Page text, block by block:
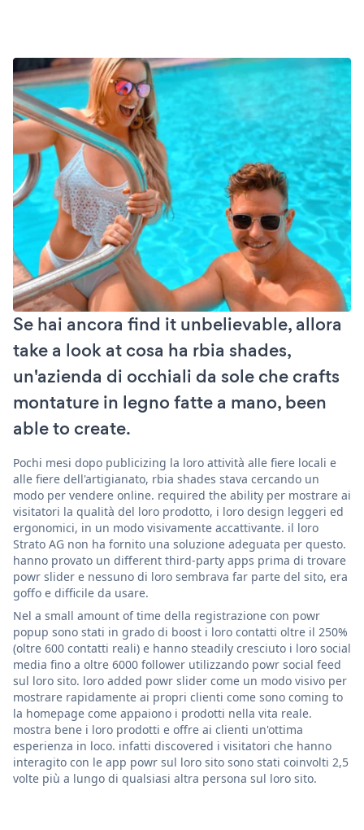
Se hai ancora find it unbelievable, allora
take a look at cosa ha rbia shades,
un'azienda di occhiali da sole che crafts
montature in legno fatte a mano, been
able to create.
Pochi mesi dopo publicizing la loro attività alle fiere locali e
alle fiere dell'artigianato, rbia shades stava cercando un
modo per vendere online. required the ability per mostrare ai
visitatori la qualità del loro prodotto, i loro design leggeri ed
ergonomici, in un modo visivamente accattivante. il loro
Strato AG non ha fornito una soluzione adeguata per questo.
hanno provato un different third-party apps prima di trovare
powr slider e nessuno di loro sembrava far parte del sito, era
goffo e difficile da usare.
Nel a small amount of time della registrazione con powr
popup sono stati in grado di boost i loro contatti oltre il 250%
(oltre 600 contatti reali) e hanno steadily cresciuto i loro social
media fino a oltre 6000 follower utilizzando powr social feed
sul loro sito. loro added powr slider come un modo visivo per
mostrare rapidamente ai propri clienti come sono coming to
la homepage come appaiono i prodotti nella vita reale.
mostra bene i loro prodotti e offre ai clienti un'ottima
esperienza in loco. infatti discovered i visitatori che hanno
interagito con le app powr sul loro sito sono stati coinvolti 2,5
volte più a lungo di qualsiasi altra persona sul loro sito.